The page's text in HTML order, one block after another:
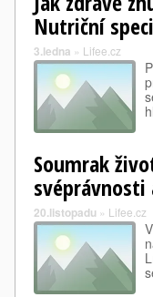
Nutriční
3.ledna » Lifee.cz
Soumrak
svéprávnosti
20.listopadu » Lifee.cz